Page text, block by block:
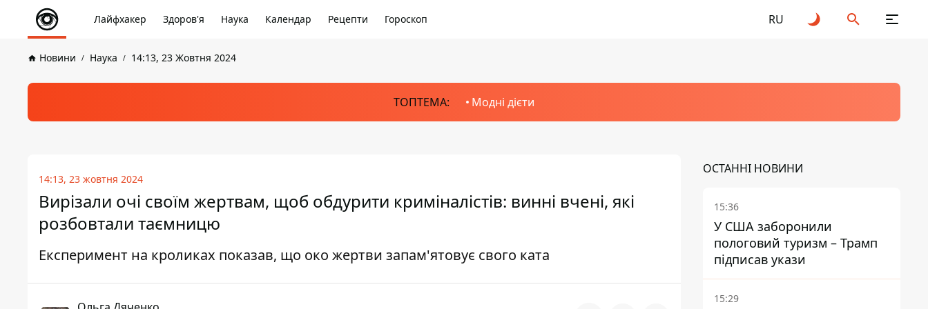
Лайфхакер Здоров'я Наука Календар Рецепти Гороскоп RU
Новини Наука 14:13, 23 Жовтня 2024
ТОПТЕМА: Модні дієти
14:13, 23 жовтня 2024
Вирізали очі своїм жертвам, щоб обдурити криміналістів: винні вчені, які
розбовтали таємницю
Експеримент на кроликах показав, що око жертви запам'ятовує свого ката
ОСТАННІ НОВИНИ
15:36
У США заборонили
пологовий туризм – Трамп
підписав укази
15:29